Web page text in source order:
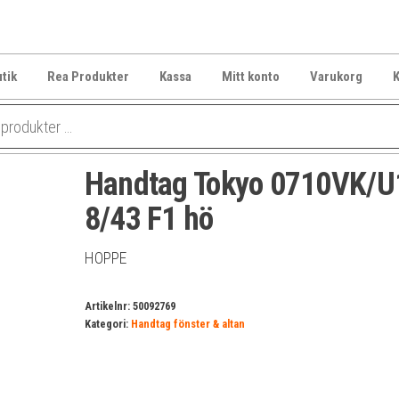
Rea Produkter Kassa Mitt konto Varukorg
Handtag Tokyo 0710VK/
8/43 F1 hö
HOPPE
Artikelnr: 50092769
Kategori: Handtag fönster & altan